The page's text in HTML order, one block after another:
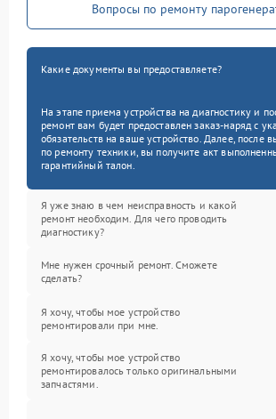
Вопросы по ремонту
Какие документы вы предоставляете?
На этапе приема устройства на диагностику и
ремонт вам будет предоставлен заказ-наряд с
обязательств на ваше устройство. Далее, после
по ремонту техники, вы получите акт
гарантийный талон.
Я уже знаю в чем неисправность и какой
ремонт необходим. Для чего проводить
диагностику?
Мне нужен срочный ремонт. Сможете
сделать?
Я хочу, чтобы мое устройство
ремонтировали при мне.
Я хочу, чтобы мое устройство
ремонтировалось только оригинальными
запчастями.